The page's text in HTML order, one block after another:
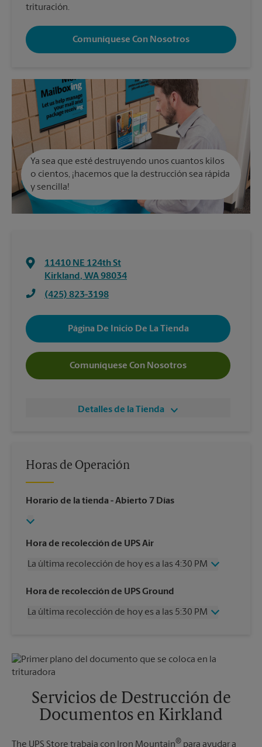
trituración.
Comuníquese Con Nosotros
Ya sea que esté destruyendo unos cuantos kilos
o cientos, ¡hacemos que la destrucción sea rápida
y sencilla!
11410 NE 124th St
Kirkland, WA98034
(425) 823-3198
Página De Inicio De La Tienda
Comuníquese Con Nosotros
Detalles de la Tienda
Horas de Operación
Horario de la tienda - Abierto 7 Días
Hora de recolección de UPS Air
La última recolección de hoy es a las 4:30 PM
Miércoles
4:30 PM
Viernes
4:30 PM
Martes
Hora de recolección de UPS Ground
La última recolección de hoy es a las 5:30 PM
Viernes
5:30 PM
Sábado
Lunes
5:30 PM
Martes
5:30 PM
Servicios de Destrucción de
Documentos en Kirkland
The UPS Store trabaja con Iron Mountain® para ayudar a